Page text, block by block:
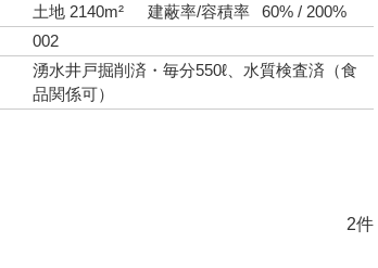
土地 2140m² 建蔽率/容積率
60% / 200%
002
湧水井戸掘削済・毎分550ℓ、水質検査済（食
品関係可）
2件